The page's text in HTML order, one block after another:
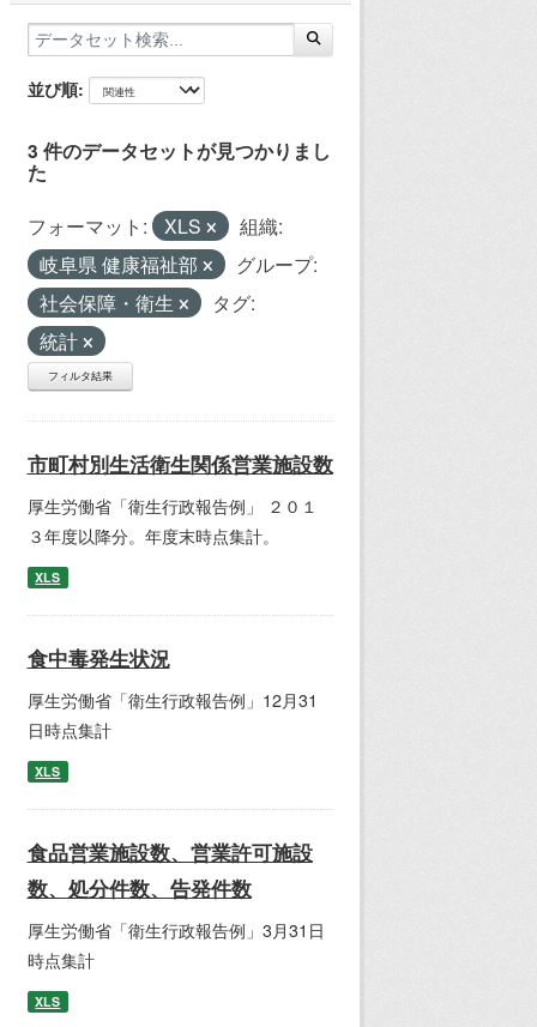
並び順
3 件のデータセットが見つかりまし
た
フォーマット: XLS
組織:
岐阜県 健康福祉部
グループ:
社会保障・衛生
タグ:
統計
フィルタ結果
市町村別生活衛生関係営業施設数
厚生労働省「衛生行政報告例」 ２０１
３年度以降分。年度末時点集計。
XLS
食中毒発生状況
厚生労働省「衛生行政報告例」12月31
日時点集計
XLS
食品営業施設数、営業許可施設
数、処分件数、告発件数
厚生労働省「衛生行政報告例」3月31日
時点集計
XLS